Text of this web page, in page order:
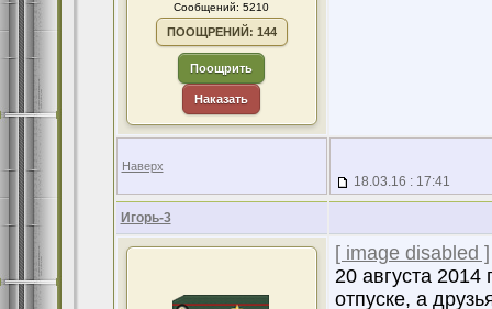
Сообщений: 5210
ПООЩРЕНИЙ: 144
Поощрить
Наказать
Наверх
18.03.16 : 17:41
Игорь-3
[ image disabled ]
20 августа
отпуске, а